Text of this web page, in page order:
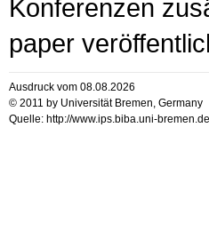
Konferenzen
paper
Ausdruck vom 08.08.2026
© 2011 by Universität Bremen, Germany
Quelle: http://www.ips.biba.uni-